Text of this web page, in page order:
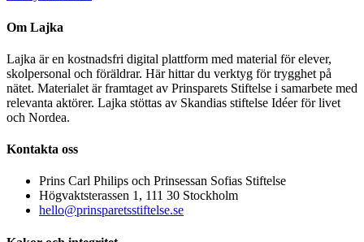
Om Lajka
Lajka är en kostnadsfri digital plattform med material för elever,
skolpersonal och föräldrar. Här hittar du verktyg för trygghet på
nätet. Materialet är framtaget av Prinsparets Stiftelse i samarbete med
relevanta aktörer. Lajka stöttas av Skandias stiftelse Idéer för livet
och Nordea.
Kontakta oss
Prins Carl Philips och Prinsessan Sofias Stiftelse
Högvaktsterassen 1, 111 30 Stockholm
hello@prinsparetsstiftelse.se